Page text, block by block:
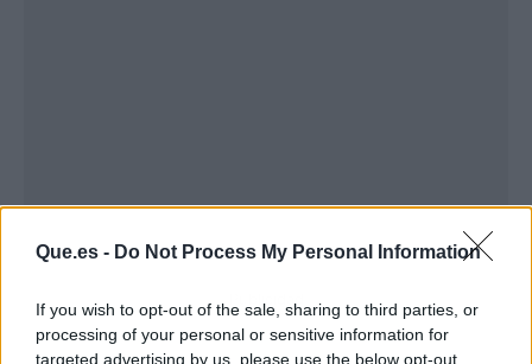
Que.es - Do Not Process My Personal Information
If you wish to opt-out of the sale, sharing to third parties, or
processing of your personal or sensitive information for
targeted advertising by us, please use the below opt-out